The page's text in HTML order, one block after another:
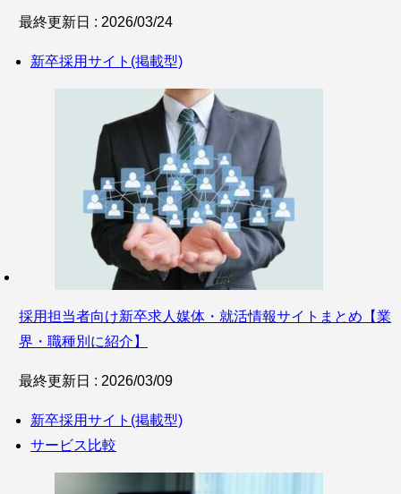
最終更新日 : 2026/03/24
新卒採用サイト(掲載型)
採用担当者向け新卒求人媒体・就活情報サイトまとめ【業
界・職種別に紹介】
最終更新日 : 2026/03/09
新卒採用サイト(掲載型)
サービス比較